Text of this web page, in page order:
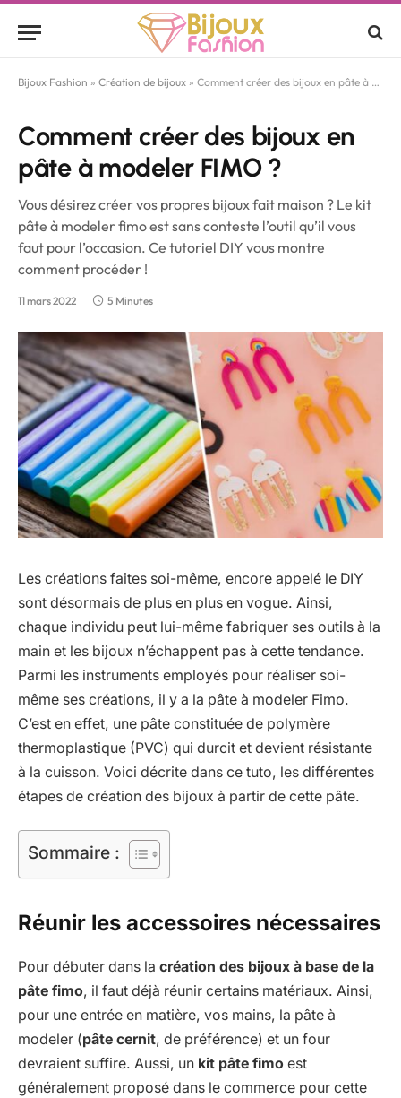
Bijoux Fashion » Création de bijoux » Comment créer des bijoux en pâte à modeler FIMO ?
Comment créer des bijoux en
pâte à modeler FIMO ?
Vous désirez créer vos propres bijoux fait maison ? Le kit
pâte à modeler fimo est sans conteste l’outil qu’il vous
faut pour l’occasion. Ce tutoriel DIY vous montre
comment procéder !
11 mars 2022 5 Minutes
Les créations faites soi-même, encore appelé le DIY
sont désormais de plus en plus en vogue. Ainsi,
chaque individu peut lui-même fabriquer ses outils à la
main et les bijoux n’échappent pas à cette tendance.
Parmi les instruments employés pour réaliser soi-
même ses créations, il y a la pâte à modeler Fimo.
C’est en effet, une pâte constituée de polymère
thermoplastique (PVC) qui durcit et devient résistante
à la cuisson. Voici décrite dans ce tuto, les différentes
étapes de création des bijoux à partir de cette pâte.
Sommaire :
Réunir les accessoires nécessaires
Pour débuter dans la création des bijoux à base de la
pâte fimo, il faut déjà réunir certains matériaux. Ainsi,
pour une entrée en matière, vos mains, la pâte à
modeler (pâte cernit, de préférence) et un four
devraient suffire. Aussi, un kit pâte fimo est
généralement proposé dans le commerce pour cette